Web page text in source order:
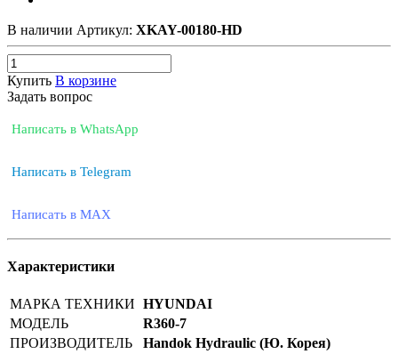
В наличии Артикул: XKAY-00180-HD
Купить В корзине
Задать вопрос
Написать в WhatsApp
Написать в Telegram
Написать в MAX
Характеристики
МАРКА ТЕХНИКИ HYUNDAI
МОДЕЛЬ
R360-7
ПРОИЗВОДИТЕЛЬ
Handok Hydraulic (Ю. Корея)